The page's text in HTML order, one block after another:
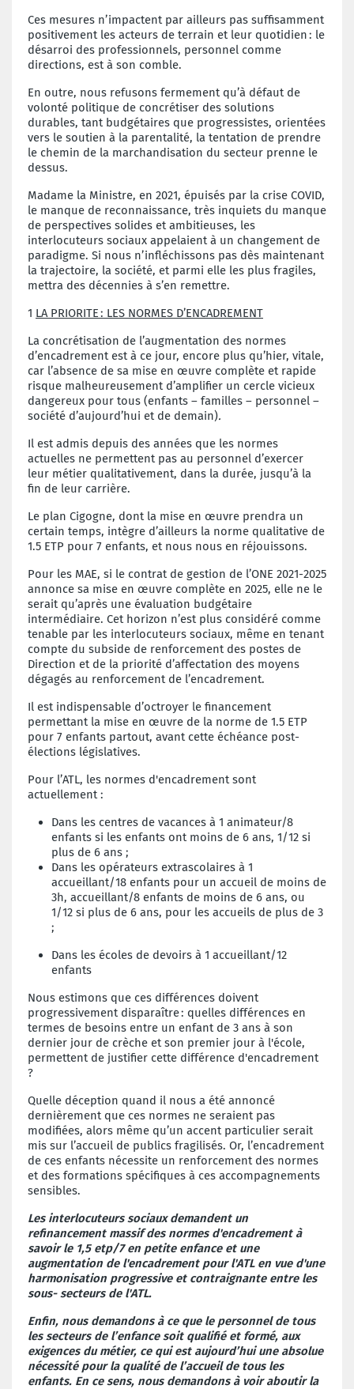
Ces mesures n’impactent par ailleurs pas suffisamment
positivement les acteurs de terrain et leur quotidien: le
désarroi des professionnels, personnel comme
directions, est à son comble.
En outre, nous refusons fermement qu’à défaut de
volonté politique de concrétiser des solutions
durables, tant budgétaires que progressistes, orientées
vers le soutien à la parentalité, la tentation de prendre
le chemin de la marchandisation du secteur prenne le
dessus.
Madame la Ministre, en 2021, épuisés par la crise COVID,
le manque de reconnaissance, très inquiets du manque
de perspectives solides et ambitieuses, les
interlocuteurs sociaux appelaient à un changement de
paradigme. Si nous n’infléchissons pas dès maintenant
la trajectoire, la société, et parmi elle les plus fragiles,
mettra des décennies à s’en remettre.
1 LA PRIORITE: LES NORMES D’ENCADREMENT
La concrétisation de l’augmentation des normes
d’encadrement est à ce jour, encore plus qu’hier, vitale,
car l’absence de sa mise en œuvre complète et rapide
risque malheureusement d’amplifier un cercle vicieux
dangereux pour tous (enfants – familles – personnel –
société d’aujourd’hui et de demain).
Il est admis depuis des années que les normes
actuelles ne permettent pas au personnel d’exercer
leur métier qualitativement, dans la durée, jusqu’à la
fin de leur carrière.
Le plan Cigogne, dont la mise en œuvre prendra un
certain temps, intègre d’ailleurs la norme qualitative de
1.5 ETP pour 7 enfants, et nous nous en réjouissons.
Pour les MAE, si le contrat de gestion de l’ONE 2021-2025
annonce sa mise en œuvre complète en 2025, elle ne le
serait qu’après une évaluation budgétaire
intermédiaire. Cet horizon n’est plus considéré comme
tenable par les interlocuteurs sociaux, même en tenant
compte du subside de renforcement des postes de
Direction et de la priorité d’affectation des moyens
dégagés au renforcement de l’encadrement.
Il est indispensable d’octroyer le financement
permettant la mise en œuvre de la norme de 1.5 ETP
pour 7 enfants partout, avant cette échéance post-
élections législatives.
Pour l’ATL, les normes d'encadrement sont
actuellement :
Dans les centres de vacances à 1 animateur/8
enfants si les enfants ont moins de 6 ans, 1/12 si
plus de 6 ans ;
Dans les opérateurs extrascolaires à 1
accueillant/18 enfants pour un accueil de moins de
3h, accueillant/8 enfants de moins de 6 ans, ou
1/12 si plus de 6 ans, pour les accueils de plus de 3
;
Dans les écoles de devoirs à 1 accueillant/12
enfants
Nous estimons que ces différences doivent
progressivement disparaître: quelles différences en
termes de besoins entre un enfant de 3 ans à son
dernier jour de crèche et son premier jour à l'école,
permettent de justifier cette différence d'encadrement
?
Quelle déception quand il nous a été annoncé
dernièrement que ces normes ne seraient pas
modifiées, alors même qu’un accent particulier serait
mis sur l’accueil de publics fragilisés. Or, l’encadrement
de ces enfants nécessite un renforcement des normes
et des formations spécifiques à ces accompagnements
sensibles.
Les interlocuteurs sociaux demandent un
refinancement massif des normes d'encadrement à
savoir le 1,5 etp/7 en petite enfance et une
augmentation de l'encadrement pour l'ATL en vue d'une
harmonisation progressive et contraignante entre les
sous- secteurs de l'ATL.
Enfin, nous demandons à ce que le personnel de tous
les secteurs de l’enfance soit qualifié et formé, aux
exigences du métier, ce qui est aujourd’hui une absolue
nécessité pour la qualité de l’accueil de tous les
enfants. En ce sens, nous demandons à voir aboutir la